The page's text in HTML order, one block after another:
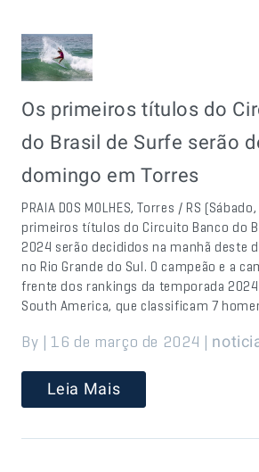
Os primeiros títulos do
do Brasil de Surfe serão
domingo em Torres
PRAIA DOS MOLHES, Torres / RS
primeiros títulos do Circuito Banco do
2024 serão decididos na manhã deste
no Rio Grande do Sul. O campeão e a
frente dos rankings da temporada
South America, que classificam 7
By | 16 de março de 2024 |
Leia Mais